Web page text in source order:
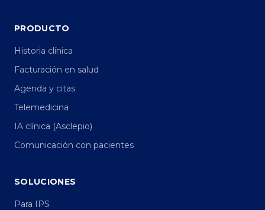
PRODUCTO
Historia clínica
Facturación en salud
Agenda y citas
Telemedicina
IA clínica (Asclepio)
Comunicación con pacientes
SOLUCIONES
Para IPS